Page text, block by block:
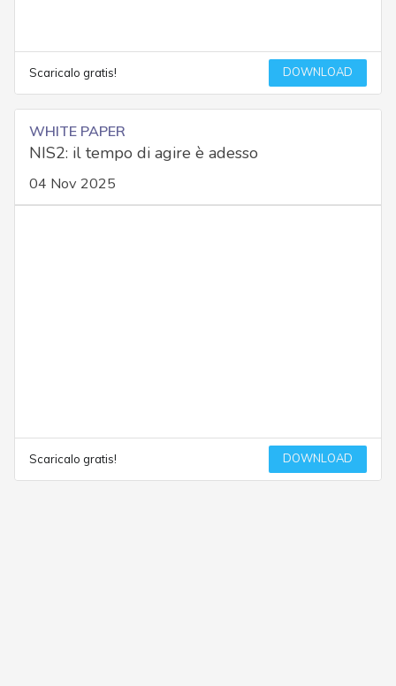
Scaricalo gratis! DOWNLOAD
WHITE PAPER
NIS2: il tempo di agire è adesso
04 Nov 2025
Scaricalo gratis! DOWNLOAD